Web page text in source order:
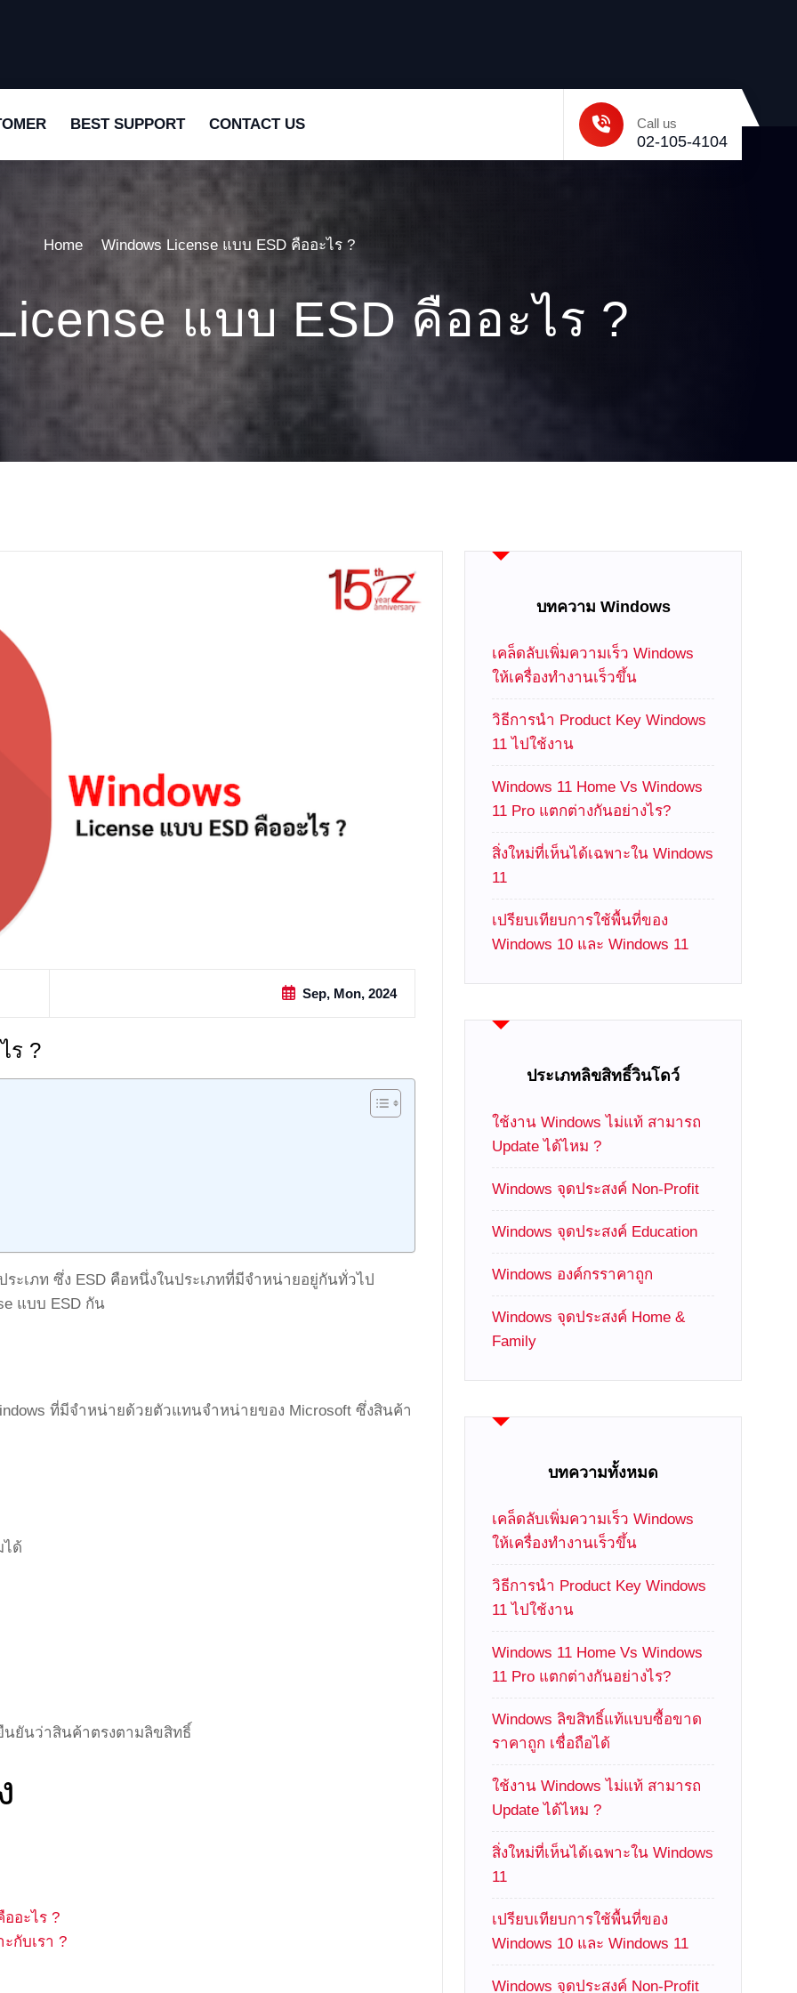
BEST SUPPORT CONTACT US Call us
02-105-4104
Home Windows License แบบ ESD คืออะไร ?
แบบ ESD คืออะไร ?
Sep, Mon, 2024
ร ?
ะเภท ซึ่ง ESD คือหนึ่งในประเภทที่มีจำหน่ายอยู่กันทั่วไป
แบบ ESD กัน
ที่มีจำหน่ายด้วยตัวแทนจำหน่ายของ Microsoft ซึ่งสินค้า
ได้
นยันว่าสินค้าตรงตามลิขสิทธิ์
ออะไร ?
กับเรา ?
บทความ Windows
เคล็ดลับเพิ่มความเร็ว Windows
ให้เครื่องทำงานเร็วขึ้น
วิธีการนำ Product Key Windows
11 ไปใช้งาน
Windows 11 Home Vs Windows
11 Pro แตกต่างกันอย่างไร?
สิ่งใหม่ที่เห็นได้เฉพาะใน Windows
11
เปรียบเทียบการใช้พื้นที่ของ
Windows 10 และ Windows 11
ประเภทลิขสิทธิ์วินโดว์
ใช้งาน Windows ไม่แท้ สามารถ
Update ได้ไหม ?
Windows จุดประสงค์ Non-Profit
Windows จุดประสงค์ Education
Windows องค์กรราคาถูก
Windows จุดประสงค์ Home &
Family
บทความทั้งหมด
เคล็ดลับเพิ่มความเร็ว Windows
ให้เครื่องทำงานเร็วขึ้น
วิธีการนำ Product Key Windows
11 ไปใช้งาน
Windows 11 Home Vs Windows
11 Pro แตกต่างกันอย่างไร?
Windows ลิขสิทธิ์แท้แบบซื้อขาด
ราคาถูก เชื่อถือได้
ใช้งาน Windows ไม่แท้ สามารถ
Update ได้ไหม ?
สิ่งใหม่ที่เห็นได้เฉพาะใน Windows
11
เปรียบเทียบการใช้พื้นที่ของ
Windows 10 และ Windows 11
Windows จุดประสงค์ Non-Profit